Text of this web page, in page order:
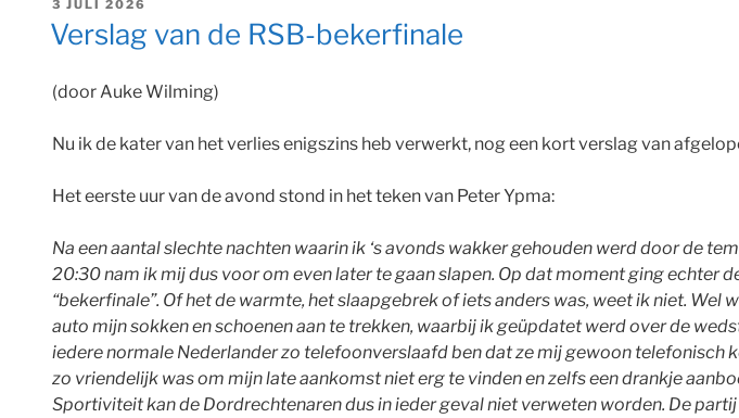
OP
3 JULI 2026
Verslag van de RSB-bekerfinale
(door Auke Wilming)
Nu ik de kater van het verlies enigszins heb verwerkt, nog een kort verslag van
Het eerste uur van de avond stond in het teken van Peter Ypma:
Na een aantal slechte nachten waarin ik ‘s avonds wakker gehouden werd door de
20:30 nam ik mij dus voor om even later te gaan slapen. Op dat moment ging echter
“bekerfinale”. Of het de warmte, het slaapgebrek of iets anders was, weet ik niet.
auto mijn sokken en schoenen aan te trekken, waarbij ik geüpdatet werd over de
iedere normale Nederlander zo telefoonverslaafd ben dat ze mij gewoon telefonisch
zo vriendelijk was om mijn late aankomst niet erg te vinden en zelfs een drankje
Sportiviteit kan de Dordrechtenaren dus in ieder geval niet verweten worden. De